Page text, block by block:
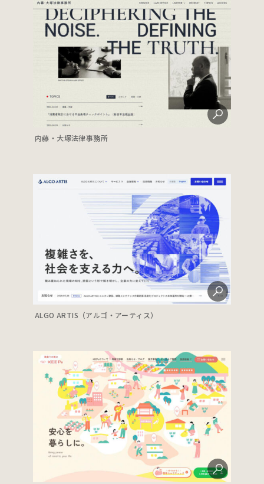
内藤・大塚法律事務所
ALGO ARTIS（アルゴ・アーティス）